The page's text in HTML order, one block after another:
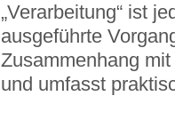
„Verarbeitung“ ist
ausgeführte
Zusammenhang
und umfasst